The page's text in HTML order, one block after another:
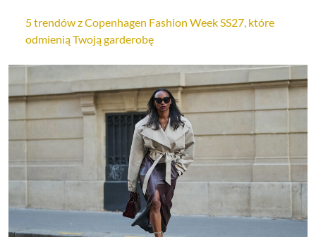
5 trendów z Copenhagen Fashion Week SS27, które
odmienią Twoją garderobę